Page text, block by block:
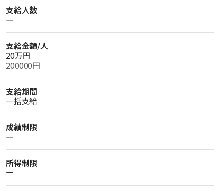
支給人数
ー
支給金額/人
20万円
200000円
支給期間
一括支給
成績制限
ー
所得制限
ー